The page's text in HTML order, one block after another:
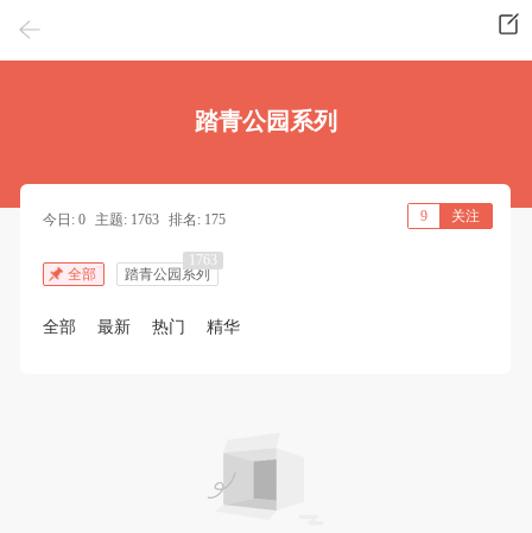
踏青公园系列
今日: 0 主题: 1763 排名: 175 9 关注
全部 踏青公园系列
1763
全部 最新 热门 精华